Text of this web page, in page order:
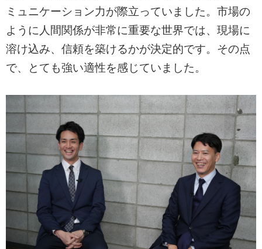
ミュニケーション力が際立っていました。市場の
ように人間関係が非常に重要な世界では、現場に
溶け込み、信頼を築けるかが決定的です。その点
で、とても強い適性を感じていました。